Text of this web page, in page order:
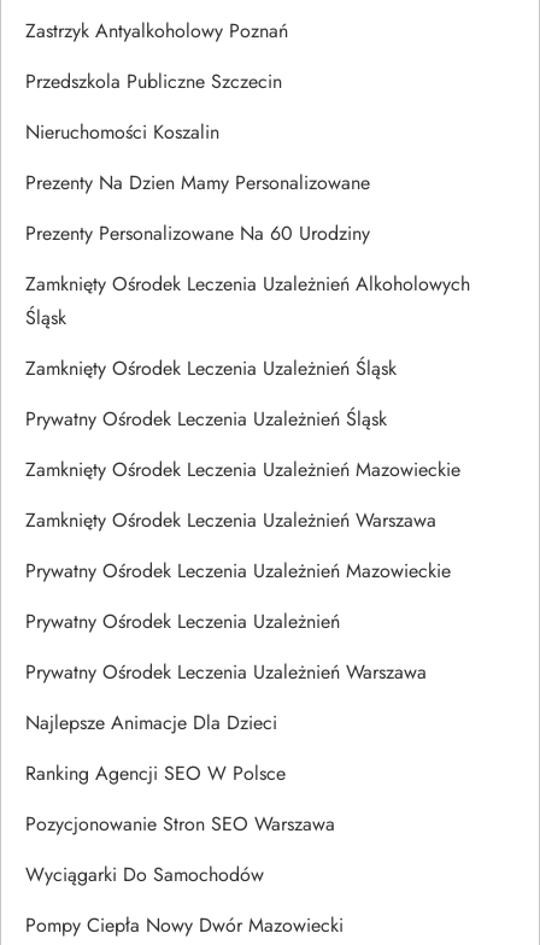
Zastrzyk Antyalkoholowy Poznań
Przedszkola Publiczne Szczecin
Nieruchomości Koszalin
Prezenty Na Dzien Mamy Personalizowane
Prezenty Personalizowane Na 60 Urodziny
Zamknięty Ośrodek Leczenia Uzależnień Alkoholowych
Śląsk
Zamknięty Ośrodek Leczenia Uzależnień Śląsk
Prywatny Ośrodek Leczenia Uzależnień Śląsk
Zamknięty Ośrodek Leczenia Uzależnień Mazowieckie
Zamknięty Ośrodek Leczenia Uzależnień Warszawa
Prywatny Ośrodek Leczenia Uzależnień Mazowieckie
Prywatny Ośrodek Leczenia Uzależnień
Prywatny Ośrodek Leczenia Uzależnień Warszawa
Najlepsze Animacje Dla Dzieci
Ranking Agencji SEO W Polsce
Pozycjonowanie Stron SEO Warszawa
Wyciągarki Do Samochodów
Pompy Ciepła Nowy Dwór Mazowiecki